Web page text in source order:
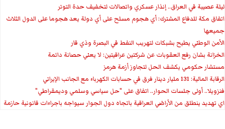
ليلة عصيبة في العراق.. إنذار عسكري واتصالات لتخفيف حدة التوتر
‏اتفاق مكة للدفاع المشترك: أي هجوم مسلح على أي دولة يعد هجوما على الدول الثلاث
جميعها
الأمن الوطني يطيح بشبكات لتهريب النفط في البصرة وذي قار
الخزانة بشان رفع العقوبات عن شركتين عراقيتين: لا يعني حصانة دائمة
مستشار حكومي يكشف الحل لتجاوز أزمة هرمز
الرقابة المالية: 131 مليار دينار فرق في حسابات الكهرباء مع الجانب الإيراني
فنزويلا.. أولى جلسات الحوار.. اتفاق على "حل سياسي وسلمي وديمقراطي"
اي تهديد ينطلق من الأراضي العراقية باتجاه دول الجوار سيواجه باجراءات قانونية حازمة